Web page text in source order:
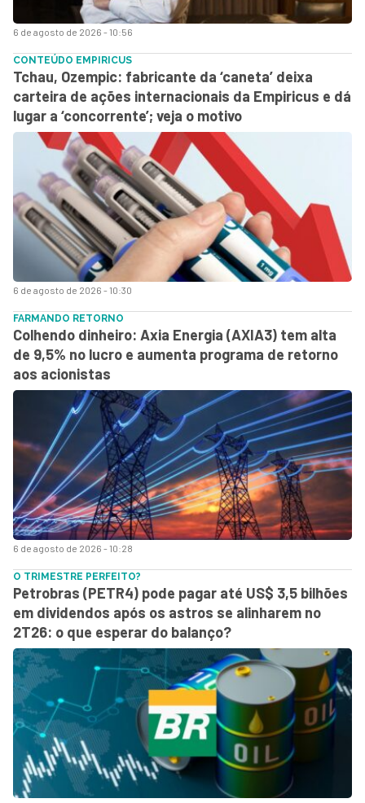
6 de agosto de 2026 - 10:56
6 de agosto de 2026 - 10:30
CONTEÚDO EMPIRICUS
Tchau, Ozempic: fabricante da ‘caneta’ deixa
carteira de ações internacionais da Empiricus e dá
lugar a ‘concorrente’; veja o motivo
6 de agosto de 2026 - 10:28
FARMANDO RETORNO
Colhendo dinheiro: Axia Energia (AXIA3) tem alta
de 9,5% no lucro e aumenta programa de retorno
aos acionistas
O TRIMESTRE PERFEITO?
Petrobras (PETR4) pode pagar até US$ 3,5 bilhões
em dividendos após os astros se alinharem no
2T26: o que esperar do balanço?